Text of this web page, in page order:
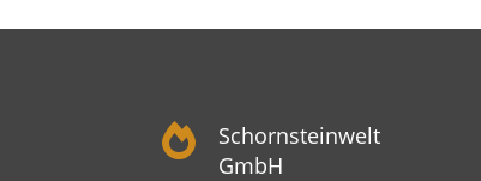

Schornsteinwelt
GmbH